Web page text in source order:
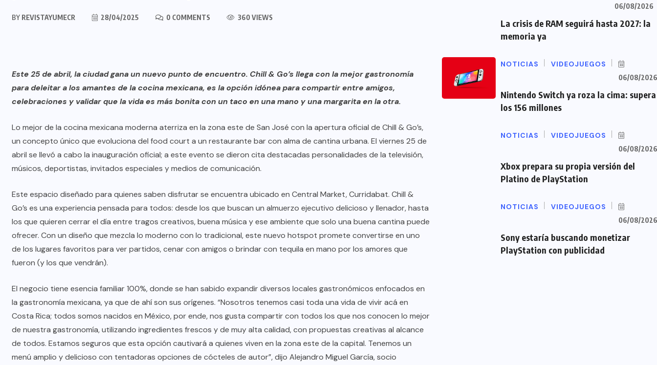
BY REVISTAYUMECR 28/04/2025 0 COMMENTS 360 VIEWS
Este 25 de abril, la ciudad gana un nuevo punto de encuentro. Chill & Go’s llega con la mejor gastronomía
para deleitar a los amantes de la cocina mexicana, es la opción idónea para compartir entre amigos,
celebraciones y validar que la vida es más bonita con un taco en una mano y una margarita en la otra.
Lo mejor de la cocina mexicana moderna aterriza en la zona este de San José con la apertura oficial de Chill & Go’s,
un concepto único que evoluciona del food court a un restaurante bar con alma de cantina urbana. El viernes 25 de
abril se llevó a cabo la inauguración oficial; a este evento se dieron cita destacadas personalidades de la televisión,
músicos, deportistas, invitados especiales y medios de comunicación.
Este espacio diseñado para quienes saben disfrutar se encuentra ubicado en Central Market, Curridabat. Chill &
Go’s es una experiencia pensada para todos: desde los que buscan un almuerzo ejecutivo delicioso y llenador, hasta
los que quieren cerrar el día entre tragos creativos, buena música y ese ambiente que solo una buena cantina puede
ofrecer. Con un diseño que mezcla lo moderno con lo tradicional, este nuevo hotspot promete convertirse en uno
de los lugares favoritos para ver partidos, cenar con amigos o brindar con tequila en mano por los amores que
fueron (y los que vendrán).
El negocio tiene esencia familiar 100%, donde se han sabido expandir diversos locales gastronómicos enfocados en
la gastronomía mexicana, ya que de ahí son sus orígenes. “Nosotros tenemos casi toda una vida de vivir acá en
Costa Rica; todos somos nacidos en México, por ende, nos gusta compartir con todos los que nos conocen lo mejor
de nuestra gastronomía, utilizando ingredientes frescos y de muy alta calidad, con propuestas creativas al alcance
de todos. Estamos seguros que esta opción cautivará a quienes viven en la zona este de la capital. Tenemos un
menú amplio y delicioso con tentadoras opciones de cócteles de autor”, dijo Alejandro Miguel García, socio
06/08/2026
La crisis de RAM seguirá hasta 2027: la
memoria ya
NOTICIAS VIDEOJUEGOS
06/08/2026
Nintendo Switch ya roza la cima: supera
los 156 millones
NOTICIAS VIDEOJUEGOS
06/08/2026
Xbox prepara su propia versión del
Platino de PlayStation
NOTICIAS VIDEOJUEGOS
06/08/2026
Sony estaría buscando monetizar
PlayStation con publicidad